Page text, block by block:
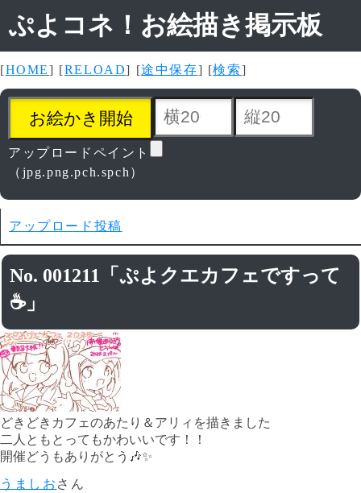
ぷよコネ！お絵描き掲示板
[HOME] [RELOAD] [途中保存] [検索]
アップロードペイント
（jpg.png.pch.spch）
アップロード投稿
No. 001211「ぷよクエカフェですって
☕」
どきどきカフェのあたり＆アリィを描きました
二人ともとってもかわいいです！！
開催どうもありがとう🎶✨️
うましお さん